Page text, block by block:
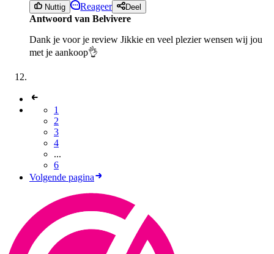
Nuttig Reageer Deel
Antwoord van Belvivere
Dank je voor je review Jikkie en veel plezier wensen wij jou
met je aankoop👌
1
2
3
4
...
6
Volgende pagina